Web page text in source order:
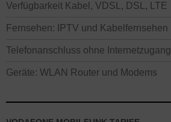
Verfügbarkeit Kabel, VDSL, DSL, LTE
Fernsehen: IPTV und Kabelfernsehen
Telefonanschluss ohne Internetzugang
Geräte: WLAN Router und Modems